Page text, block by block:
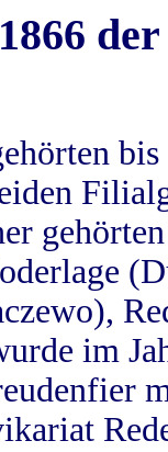
im